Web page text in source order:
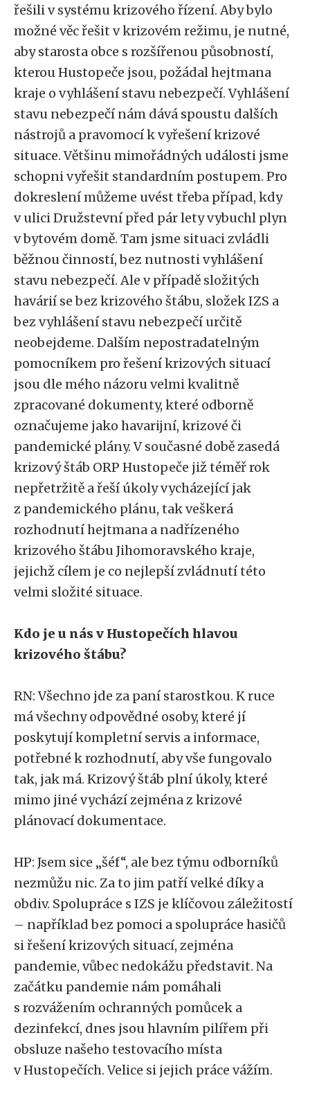
řešili v systému krizového řízení. Aby bylo
možné věc řešit v krizovém režimu, je nutné,
aby starosta obce s rozšířenou působností,
kterou Hustopeče jsou, požádal hejtmana
kraje o vyhlášení stavu nebezpečí. Vyhlášení
stavu nebezpečí nám dává spoustu dalších
nástrojů a pravomocí k vyřešení krizové
situace. Většinu mimořádných události jsme
schopni vyřešit standardním postupem. Pro
dokreslení můžeme uvést třeba případ, kdy
v ulici Družstevní před pár lety vybuchl plyn
v bytovém domě. Tam jsme situaci zvládli
běžnou činností, bez nutnosti vyhlášení
stavu nebezpečí. Ale v případě složitých
havárií se bez krizového štábu, složek IZS a
bez vyhlášení stavu nebezpečí určitě
neobejdeme. Dalším nepostradatelným
pomocníkem pro řešení krizových situací
jsou dle mého názoru velmi kvalitně
zpracované dokumenty, které odborně
označujeme jako havarijní, krizové či
pandemické plány. V současné době zasedá
krizový štáb ORP Hustopeče již téměř rok
nepřetržitě a řeší úkoly vycházející jak
z pandemického plánu, tak veškerá
rozhodnutí hejtmana a nadřízeného
krizového štábu Jihomoravského kraje,
jejichž cílem je co nejlepší zvládnutí této
velmi složité situace.
Kdo je u nás v Hustopečích hlavou
krizového štábu?
RN: Všechno jde za paní starostkou. K ruce
má všechny odpovědné osoby, které jí
poskytují kompletní servis a informace,
potřebné k rozhodnutí, aby vše fungovalo
tak, jak má. Krizový štáb plní úkoly, které
mimo jiné vychází zejména z krizové
plánovací dokumentace.
HP: Jsem sice „šéf“, ale bez týmu odborníků
nezmůžu nic. Za to jim patří velké díky a
obdiv. Spolupráce s IZS je klíčovou záležitostí
– například bez pomoci a spolupráce hasičů
si řešení krizových situací, zejména
pandemie, vůbec nedokážu představit. Na
začátku pandemie nám pomáhali
s rozvážením ochranných pomůcek a
dezinfekcí, dnes jsou hlavním pilířem při
obsluze našeho testovacího místa
v Hustopečích. Velice si jejich práce vážím.